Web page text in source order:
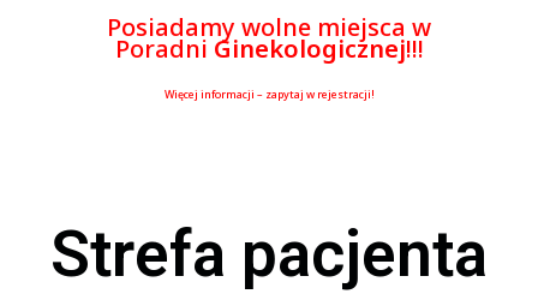
Posiadamy wolne miejsca w
Poradni Ginekologicznej!!!
Więcej informacji – zapytaj w rejestracji!
Strefa pacjenta